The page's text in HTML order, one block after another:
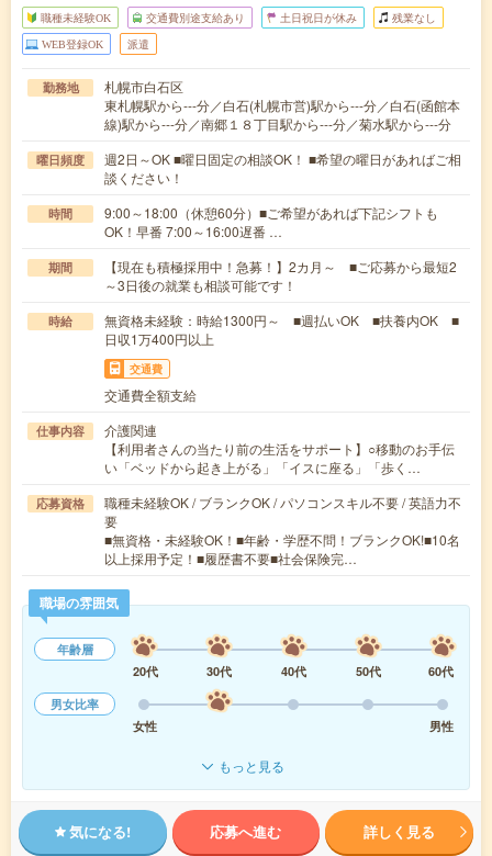
職種未経験OK 交通費別途支給あり 土日祝日が休み 残業なし
WEB登録OK 派遣
勤務地
札幌市白石区
東札幌駅から---分／白石(札幌市営)駅から---分／白石(函館本
線)駅から---分／南郷１８丁目駅から---分／菊水駅から---分
曜日頻度
週2日～OK ■曜日固定の相談OK！ ■希望の曜日があればご相
談ください！
時間
9:00～18:00（休憩60分）■ご希望があれば下記シフトも
OK！早番 7:00～16:00遅番 …
期間
【現在も積極採用中！急募！】2カ月～ ■ご応募から最短2
～3日後の就業も相談可能です！
時給
無資格未経験：時給1300円～ ■週払いOK ■扶養内OK ■
日収1万400円以上
交通費
交通費全額支給
仕事内容
介護関連
【利用者さんの当たり前の生活をサポート】○移動のお手伝
い「ベッドから起き上がる」「イスに座る」「歩く…
応募資格
職種未経験OK / ブランクOK / パソコンスキル不要 / 英語力不
要
■無資格・未経験OK！■年齢・学歴不問！ブランクOK!■10名
以上採用予定！■履歴書不要■社会保険完…
職場の雰囲気
年齢層
20代
30代 40代 50代
60代
男女比率
女性
男性
もっと見る
気になる! 応募へ進む 詳しく見る